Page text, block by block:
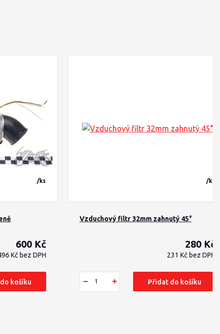
600 Kč
/ks
Kč bez DPH
košíku
Vzduchový filtr 32mm zahnutý 45°
280 Kč
/ks
231 Kč bez DPH
Přidat do košíku